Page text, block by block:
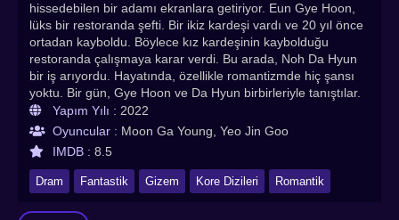
hissedebilen bir adamı ekranlara getiriyor. Eun Gye Hoon,
lüks bir restoranda şefti. Bir ikiz kardeşi vardı ve 20 yıl önce
ortadan kayboldu. Böylece kız kardeşinin kaybolduğu
restoranda çalışmaya karar verdi. Bu arada, Noh Da Hyun
bir iş arıyordu. Hayatında, özellikle romantizmde hiç şansı
yoktu. Bir gün, Gye Hoon ve Da Hyun birbirleriyle tanıştılar.
Şaşırtıcı bir şekilde, Gye Hoon, Da Hyun'un mutluluk ve acı
da dahil olmak üzere duygularını paylaşabilirdi. Link: Eat,
Love, Kill Türkçe altyazılı izle seçeneğiyle tüm bölümleriyle
sizleri bekliyor. Herkese iyi seyirler dileriz. Link: Eat, Love,
Kill Türkçe altyazılı izle. En çok izlenen Asya Dizileri, Kore
Dizileri, Çin Dizileri, Tayland Dizileri , Çin Dizileri, Asya
Dizileri, Hint Dizileri, BL Dizileri Asyadiziizle.com adresinde!
Yapım Yılı : 2022
Oyuncular : Moon Ga Young, Yeo Jin Goo
IMDB : 8.5
Dram Fantastik Gizem Kore Dizileri Romantik